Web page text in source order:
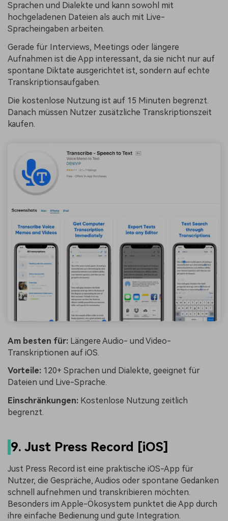
Sprachen und Dialekte und kann sowohl mit
hochgeladenen Dateien als auch mit Live-
Spracheingaben arbeiten.
Gerade für Interviews, Meetings oder längere
Aufnahmen ist die App interessant, da sie nicht nur auf
spontane Diktate ausgerichtet ist, sondern auf echte
Transkriptionsaufgaben.
Die kostenlose Nutzung ist auf 15 Minuten begrenzt.
Danach müssen Nutzer zusätzliche Transkriptionszeit
kaufen.
Am besten für: Längere Audio- und Video-
Transkriptionen auf iOS.
Vorteile: 120+ Sprachen und Dialekte, geeignet für
Dateien und Live-Sprache.
Einschränkungen: Kostenlose Nutzung zeitlich
begrenzt.
9. Just Press Record [iOS]
Just Press Record ist eine praktische iOS-App für
Nutzer, die Gespräche, Audios oder spontane Gedanken
schnell aufnehmen und transkribieren möchten.
Besonders im Apple-Ökosystem punktet die App durch
ihre einfache Bedienung und gute Integration.